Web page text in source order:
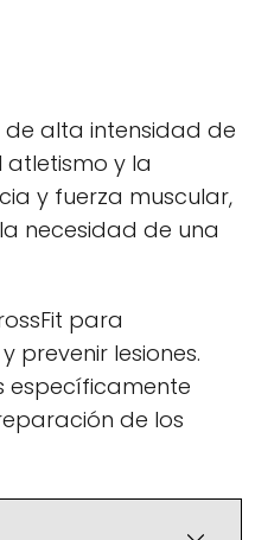
de alta intensidad de
atletismo y la
y fuerza muscular,
necesidad de una
para
prevenir lesiones.
específicamente
de los